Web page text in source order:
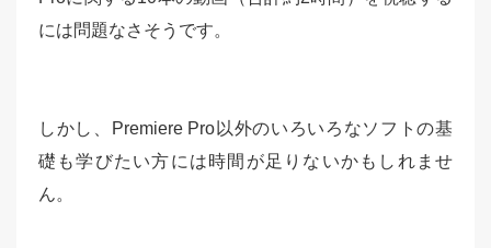
には問題なさそうです。
しかし、Premiere Pro以外のいろいろなソフトの基
礎も学びたい方には時間が足りないかもしれませ
ん。